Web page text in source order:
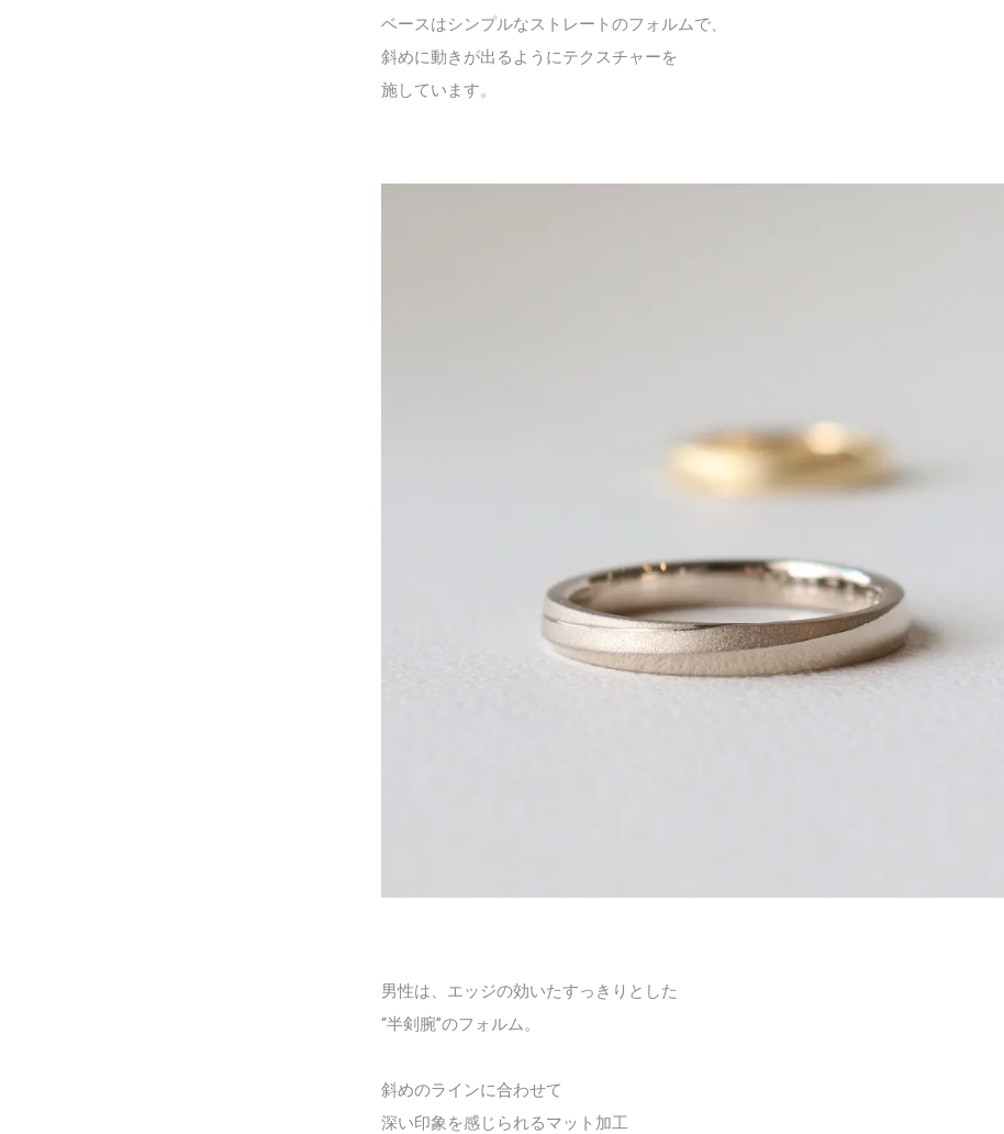
ベースはシンプルなストレートのフォルムで、
斜めに動きが出るようにテクスチャーを
施しています。
男性は、エッジの効いたすっきりとした
“半剣腕”のフォルム。
斜めのラインに合わせて
深い印象を感じられるマット加工